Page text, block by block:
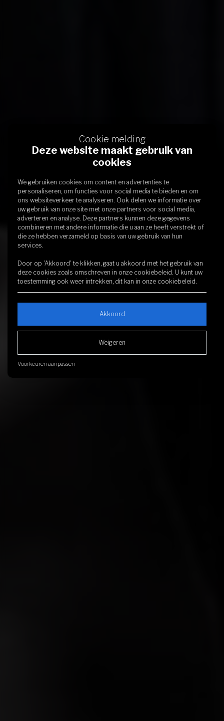
Cookie melding
Deze website maakt gebruik van
cookies
We gebruiken cookies om content en advertenties te
personaliseren, om functies voor social media te bieden en om
ons websiteverkeer te analyseren. Ook delen we informatie over
uw gebruik van onze site met onze partners voor social media,
adverteren en analyse. Deze partners kunnen deze gegevens
combineren met andere informatie die u aan ze heeft verstrekt of
die ze hebben verzameld op basis van uw gebruik van hun
services.
Door op 'Akkoord' te klikken, gaat u akkoord met het gebruik van
deze cookies zoals omschreven in onze cookiebeleid. U kunt uw
toestemming ook weer intrekken, dit kan in onze cookiebeleid.
Akkoord
Weigeren
Voorkeuren aanpassen